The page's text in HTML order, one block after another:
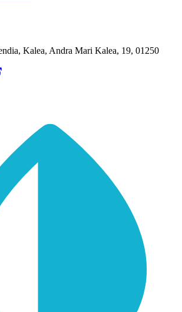
Kalea, Andra Mari Kalea, 19, 01250